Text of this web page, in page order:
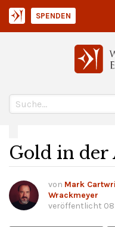
SPENDEN
Gold in der
von Mark
Wrackmeyer
veröffentlicht